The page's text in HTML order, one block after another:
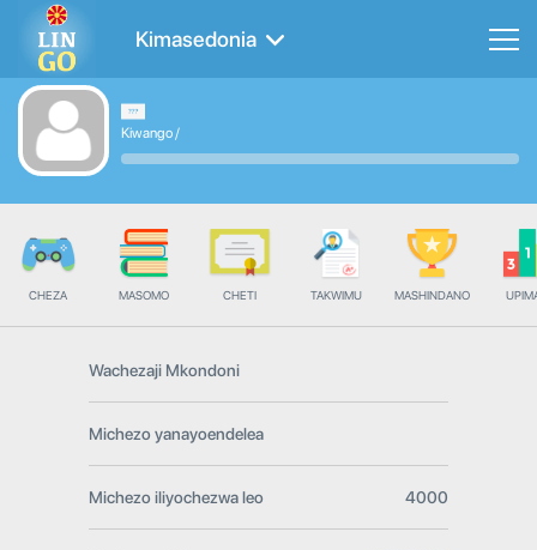
Kimasedonia
Kiwango/
CHEZA MASOMO CHETI TAKWIMU MASHINDANO
Wachezaji Mkondoni
Michezo yanayoendelea
Michezo iliyochezwa leo 4000